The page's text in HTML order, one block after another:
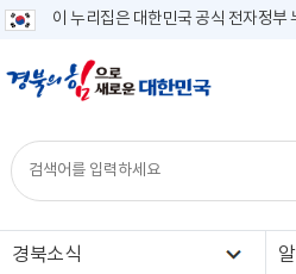
이 누리집은 대한민국 공식 전자정부
경북소식